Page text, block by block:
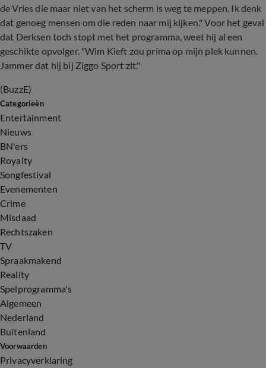
de Vries die maar niet van het scherm is weg te meppen. Ik denk
dat genoeg mensen om die reden naar mij kijken." Voor het geval
dat Derksen toch stopt met het programma, weet hij al een
geschikte opvolger. "Wim Kieft zou prima op mijn plek kunnen.
Jammer dat hij bij Ziggo Sport zit."
(BuzzE)
Categorieën
Entertainment
Nieuws
BN'ers
Royalty
Songfestival
Evenementen
Crime
Misdaad
Rechtszaken
TV
Spraakmakend
Reality
Spelprogramma's
Algemeen
Nederland
Buitenland
Voorwaarden
Privacyverklaring